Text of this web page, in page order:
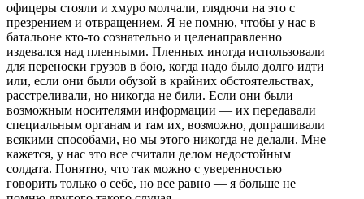
офицеры стояли и хмуро молчали, глядючи на это с
презрением и отвращением. Я не помню, чтобы у нас в
батальоне кто-то сознательно и целенаправленно
издевался над пленными. Пленных иногда использовали
для переноски грузов в бою, когда надо было долго идти
или, если они были обузой в крайних обстоятельствах,
расстреливали, но никогда не били. Если они были
возможным носителями информации — их передавали
специальным органам и там их, возможно, допрашивали
всякими способами, но мы этого никогда не делали. Мне
кажется, у нас это все считали делом недостойным
солдата. Понятно, что так можно с уверенностью
говорить только о себе, но все равно — я больше не